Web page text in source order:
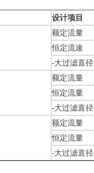
设计项目
额定流量
恒定流速
-大过滤直径
额定流量
恒定流量
-大过滤直径
额定流量
恒定流量
-大过滤直径